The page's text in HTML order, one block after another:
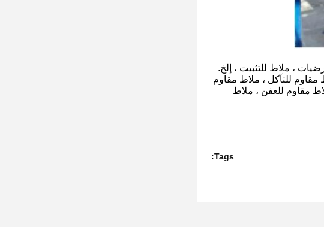
، ملاط ​​للتثبيت ، إلخ.
للتآكل ، ملاط ​​مقاوم
​​مقاوم للعفن ، ملاط
Tags: